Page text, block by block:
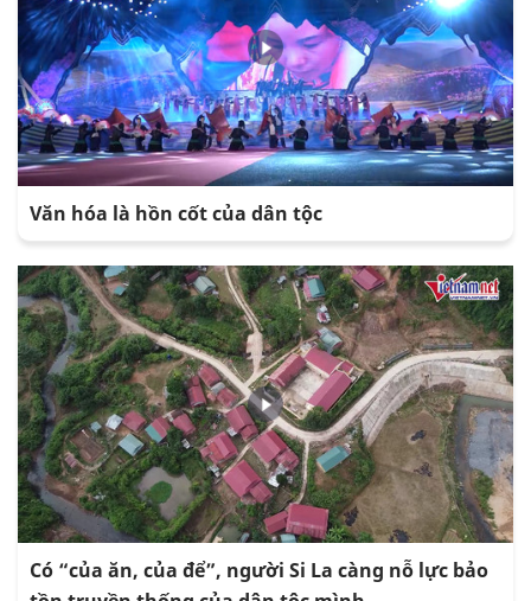
Văn hóa là hồn cốt của dân tộc
Có “của ăn, của để”, người Si La càng nỗ lực bảo